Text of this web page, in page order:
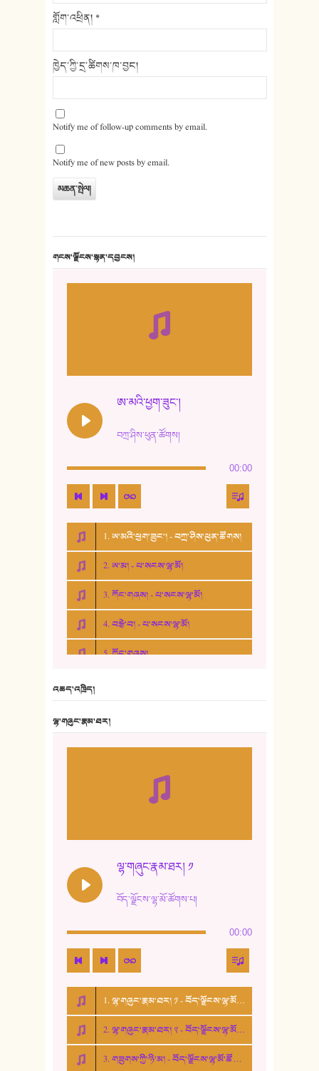
གློག་འཕྲིན། *
ཁྱེད་ཀྱི་དྲ་ཚིགས་ཁ་བྱང།
Notify me of follow-up comments by email.
Notify me of new posts by email.
གངས་ལྗོངས་སྙན་དབྱངས།
ཨ་མའི་ཕྱག་ཟུང་།
བཀྲ་ཤིས་ཕུན་ཚོགས།
00:00
1. ཨ་མའི་ཕྱག་ཟུང་། - བཀྲ་ཤིས་ཕུན་ཚོགས།
2. ཨ་མ། - པ་སངས་ལྷ་མོ།
3. ཀོང་གཞས། - པ་སངས་ལྷ་མོ།
4. བརྩེ་བ། - པ་སངས་ལྷ་མོ།
5. ཀོང་གཞས།
10. ཆང་གཞས། ༣
15. ཤམ་པ་ལ་ཡི་སྲས་མོ།
16. ལྷ་བུ་དར་བུ།
17. ང་བོད་པ་ཡིན། - ཕུར་བུ་རྣམ་རྒྱལ།
18. ང་ལ་བྱམས་པའི་ཨ་མ།
19. ཆ་རྐྱེན་མེད་པའི་སེམས།
འཆད་འཁྲིད།
ལྷ་གཞུང་རྣམ་ཐར།
ལྷ་གཞུང་རྣམ་ཐར། ༡
བོད་ལྗོངས་ལྷ་མོ་ཚོགས་པ།
00:00
1. ལྷ་གཞུང་རྣམ་ཐར། ༡ - བོད་ལྗོངས་ལྷ་མོ་ཚོགས་པ།
2. ལྷ་གཞུང་རྣམ་ཐར། ༢ - བོད་ལྗོངས་ལྷ་མོ་ཚོགས་པ།
3. གཟུགས་ཀྱི་ཉི་མ། - བོད་ལྗོངས་ལྷ་མོ་ཚོགས་པ།